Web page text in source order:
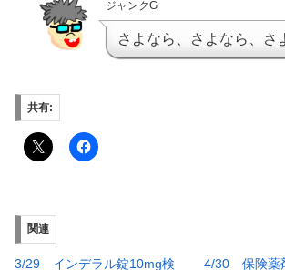
ジャンクG
さよなら、さよなら、さ
共有:
関連
3/29 インデラル錠10mg検 4/30 保険薬